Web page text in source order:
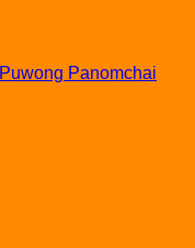
Puwong Panomchai